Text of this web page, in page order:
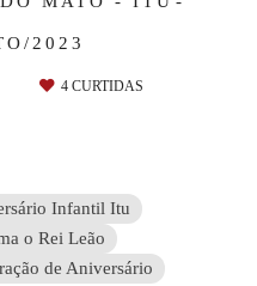
2023
4CURTIDAS
Infantil Itu
o Rei Leão
de Aniversário